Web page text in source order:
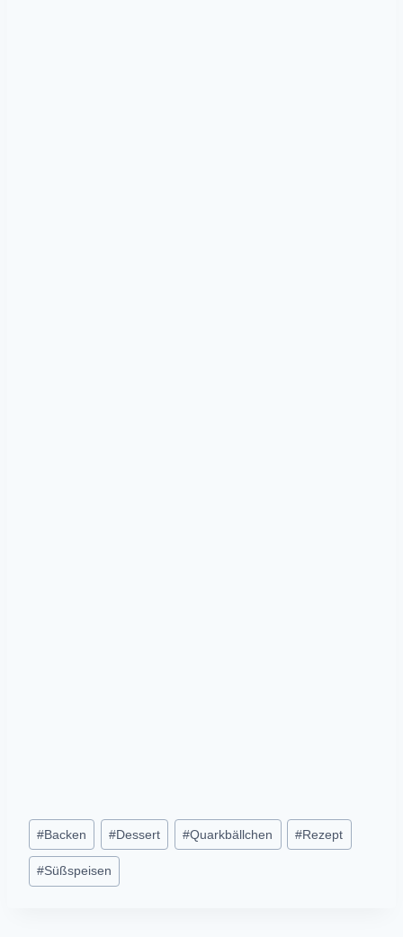
Post
Tags:
#Backen #Dessert #Quarkbällchen #Rezept
#Süßspeisen